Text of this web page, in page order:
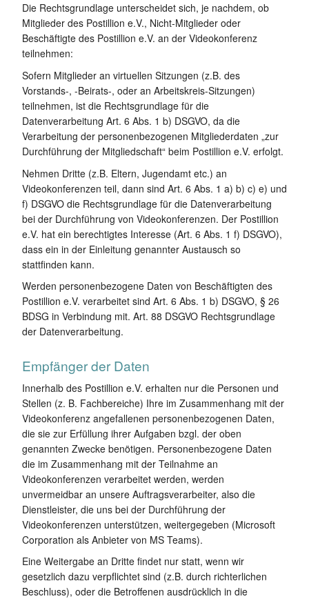
Die Rechtsgrundlage unterscheidet sich, je nachdem, ob
Mitglieder des Postillion e.V., Nicht-Mitglieder oder
Beschäftigte des Postillion e.V. an der Videokonferenz
teilnehmen:
Sofern Mitglieder an virtuellen Sitzungen (z.B. des
Vorstands-, -Beirats-, oder an Arbeitskreis-Sitzungen)
teilnehmen, ist die Rechtsgrundlage für die
Datenverarbeitung Art. 6 Abs. 1 b) DSGVO, da die
Verarbeitung der personenbezogenen Mitgliederdaten „zur
Durchführung der Mitgliedschaft“ beim Postillion e.V. erfolgt.
Nehmen Dritte (z.B. Eltern, Jugendamt etc.) an
Videokonferenzen teil, dann sind Art. 6 Abs. 1 a) b) c) e) und
f) DSGVO die Rechtsgrundlage für die Datenverarbeitung
bei der Durchführung von Videokonferenzen. Der Postillion
e.V. hat ein berechtigtes Interesse (Art. 6 Abs. 1 f) DSGVO),
dass ein in der Einleitung genannter Austausch so
stattfinden kann.
Werden personenbezogene Daten von Beschäftigten des
Postillion e.V. verarbeitet sind Art. 6 Abs. 1 b) DSGVO, § 26
BDSG in Verbindung mit. Art. 88 DSGVO Rechtsgrundlage
der Datenverarbeitung.
Empfänger der Daten
Innerhalb des Postillion e.V. erhalten nur die Personen und
Stellen (z. B. Fachbereiche) Ihre im Zusammenhang mit der
Videokonferenz angefallenen personenbezogenen Daten,
die sie zur Erfüllung ihrer Aufgaben bzgl. der oben
genannten Zwecke benötigen. Personenbezogene Daten
die im Zusammenhang mit der Teilnahme an
Videokonferenzen verarbeitet werden, werden
unvermeidbar an unsere Auftragsverarbeiter, also die
Dienstleister, die uns bei der Durchführung der
Videokonferenzen unterstützen, weitergegeben (Microsoft
Corporation als Anbieter von MS Teams).
Eine Weitergabe an Dritte findet nur statt, wenn wir
gesetzlich dazu verpflichtet sind (z.B. durch richterlichen
Beschluss), oder die Betroffenen ausdrücklich in die